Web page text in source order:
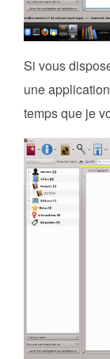
Si vous
une
temps que je